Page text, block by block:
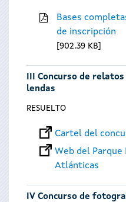
Bases
de inscripción
902.39 KB
III Concurso de
lendas
RESUELTO
Cartel del
Web del Parque
Atlánticas
IV Concurso de